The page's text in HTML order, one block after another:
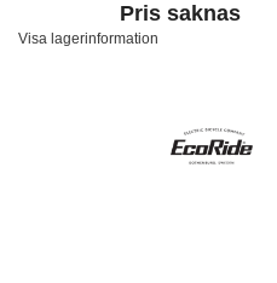
Pris saknas
Visa lagerinformation